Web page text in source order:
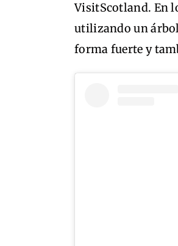
VisitScotland. En
utilizando un árbol
forma fuerte y